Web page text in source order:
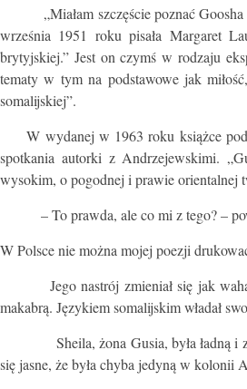
„Miałam szczęście poznać Goosha
września 1951 roku pisała Margaret
brytyjskiej.” Jest on czymś w rodzaju
tematy w tym na podstawowe jak
somalijskiej”.
W wydanej w 1963 roku książce
spotkania autorki z Andrzejewskimi.
wysokim, o pogodnej i prawie orientalnej
– To prawda, ale co mi z tego? –
W Polsce nie można mojej poezji
Jego nastrój zmieniał się jak
makabrą. Językiem somalijskim władał
Sheila, żona Gusia, była ładną i
się jasne, że była chyba jedyną w kolonii